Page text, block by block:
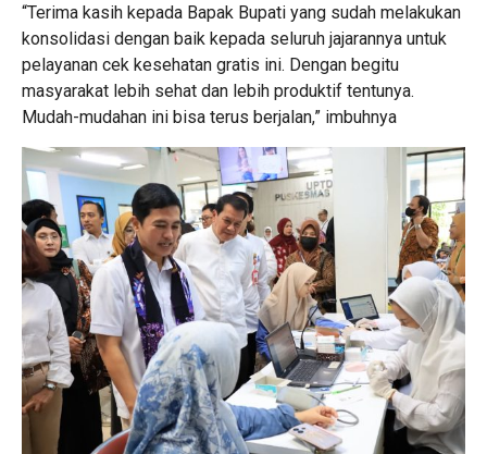
“Terima kasih kepada Bapak Bupati yang sudah melakukan
konsolidasi dengan baik kepada seluruh jajarannya untuk
pelayanan cek kesehatan gratis ini. Dengan begitu
masyarakat lebih sehat dan lebih produktif tentunya.
Mudah-mudahan ini bisa terus berjalan,” imbuhnya